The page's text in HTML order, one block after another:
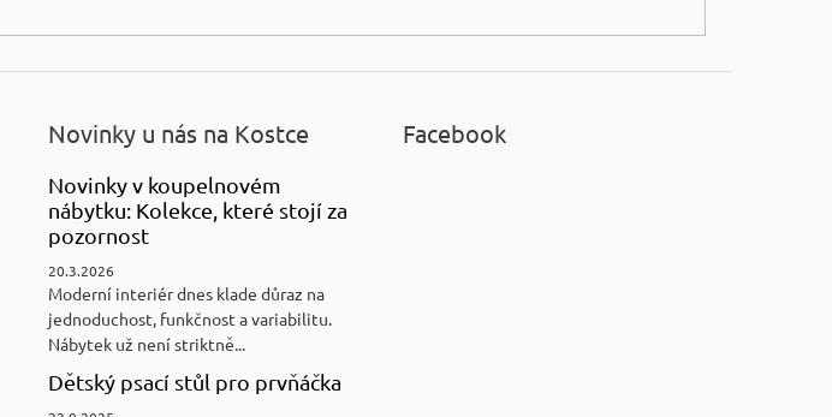
Novinky u nás na Kostce
Novinky v koupelnovém
nábytku: Kolekce, které stojí za
pozornost
20.3.2026
Moderní interiér dnes klade důraz na
jednoduchost, funkčnost a variabilitu.
Nábytek už není striktně...
Dětský psací stůl pro prvňáčka
Facebook